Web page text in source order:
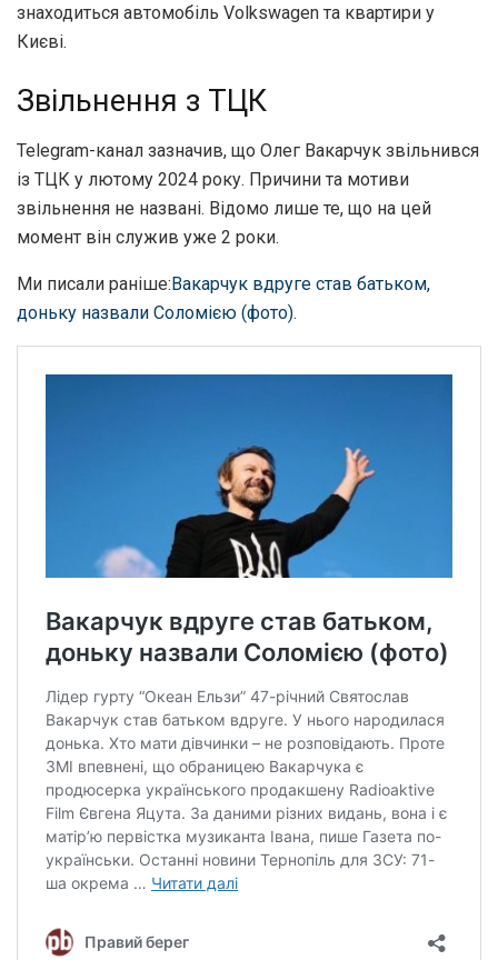
знаходиться автомобіль Volkswagen та квартири у
Києві.
Звільнення з ТЦК
Telegram-канал зазначив, що Олег Вакарчук звільнився
із ТЦК у лютому 2024 року. Причини та мотиви
звільнення не названі. Відомо лише те, що на цей
момент він служив уже 2 роки.
Ми писали раніше:Вакарчук вдруге став батьком,
доньку назвали Соломією (фото).